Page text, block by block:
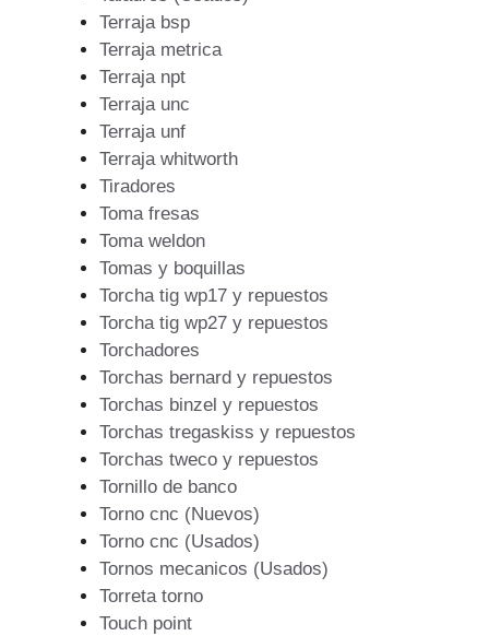
Terraja bsp
Terraja metrica
Terraja npt
Terraja unc
Terraja unf
Terraja whitworth
Tiradores
Toma fresas
Toma weldon
Tomas y boquillas
Torcha tig wp17 y repuestos
Torcha tig wp27 y repuestos
Torchadores
Torchas bernard y repuestos
Torchas binzel y repuestos
Torchas tregaskiss y repuestos
Torchas tweco y repuestos
Tornillo de banco
Torno cnc (Nuevos)
Torno cnc (Usados)
Tornos mecanicos (Usados)
Torreta torno
Touch point